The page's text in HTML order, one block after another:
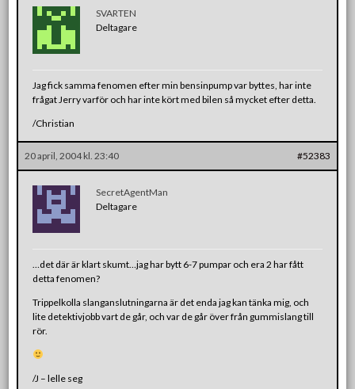
SVARTEN
Deltagare
Jag fick samma fenomen efter min bensinpump var byttes, har inte
frågat Jerry varför och har inte kört med bilen så mycket efter detta.
/Christian
20 april, 2004 kl. 23:40 #52383
SecretAgentMan
Deltagare
…det där är klart skumt…jag har bytt 6-7 pumpar och era 2 har fått
detta fenomen?
Trippelkolla slanganslutningarna är det enda jag kan tänka mig, och
lite detektivjobb vart de går, och var de går över från gummislang till
rör.
/J – lelle seg